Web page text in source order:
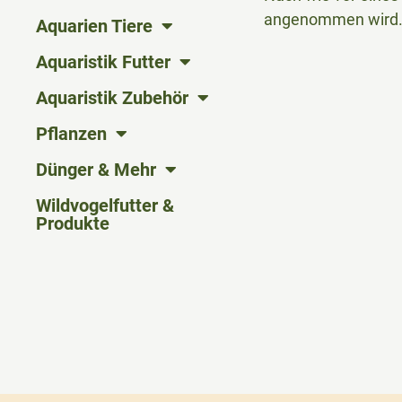
Aquarien Tiere
Aquaristik Futter
Aquaristik Zubehör
Pflanzen
Dünger & Mehr
Wildvogelfutter &
Produkte
angenommen wird.